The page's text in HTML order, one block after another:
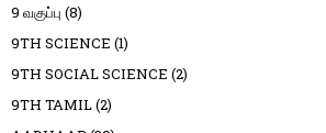
9 வகுப்பு (8)
9TH SCIENCE (1)
9TH SOCIAL SCIENCE (2)
9TH TAMIL(2)